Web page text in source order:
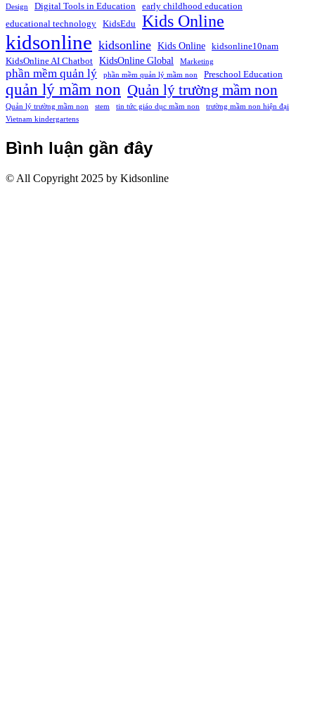
Design
Digital Tools in Education
early childhood education
educational technology
KidsEdu Kids Online
kidsonline kidsonline Kids Online
kidsonline10nam
KidsOnline AI Chatbot
KidsOnline Global Marketing
phần mềm quản lý phần mềm quản lý mầm non Preschool Education
quản lý mầm non Quản lý trường mầm non
Quản lý trường mầm non stem tin tức giáo dục mầm non
trường mầm non hiện đại
Vietnam kindergartens
Bình luận gần đây
© All Copyright 2025 by Kidsonline